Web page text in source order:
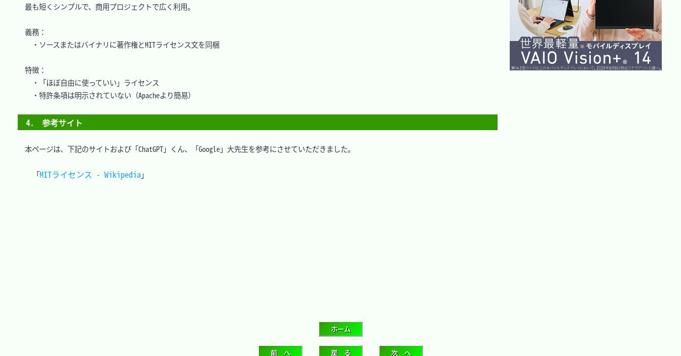
最も短くシンプルで、商用プロジェクトで広く利用。
義務：
特徴：
4.　参考サイト
本ページは、下記のサイトおよび「ChatGPT」くん、「Google」大先生を参考にさせていただきました。
「MITライセンス - Wikipedia